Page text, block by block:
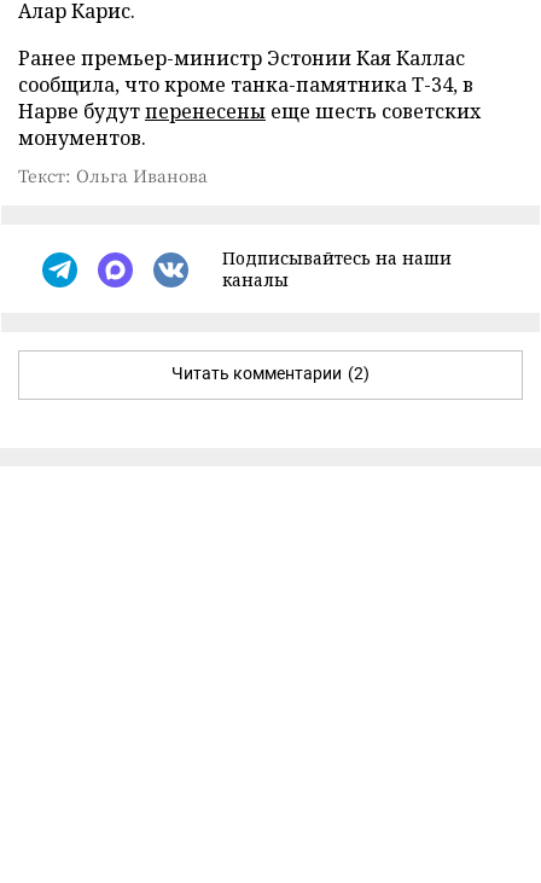
Алар Карис.
Ранее премьер-министр Эстонии Кая Каллас
сообщила, что кроме танка-памятника Т-34, в
Нарве будутперенесены еще шесть советских
монументов.
Текст: Ольга Иванова
Подписывайтесь на наши
каналы
Читать комментарии (2)